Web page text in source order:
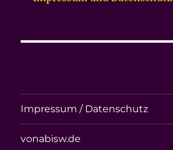
Impressum / Datenschutz
vonabisw.de